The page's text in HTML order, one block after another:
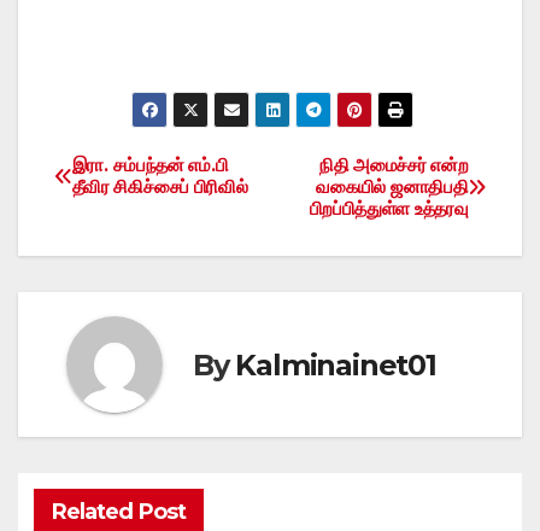
Post
நிதி அமைச்சர் என்ற
வகையில் ஜனாதிபதி
பிறப்பித்துள்ள உத்தரவு
இரா. சம்பந்தன் எம்.பி
தீவிர சிகிச்சைப் பிரிவில்
ByKalminainet01
Related Post